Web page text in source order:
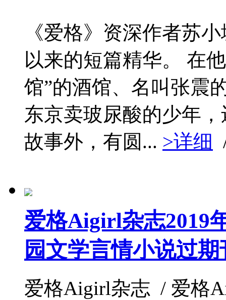
《爱格》资深作者苏
以来的短篇精华。 在
馆”的酒馆、名叫张震
东京卖玻尿酸的少年
故事外，有圆... >详细
爱格Aigirl杂志2019
园文学言情小说过期
爱格Aigirl杂志 / 爱格